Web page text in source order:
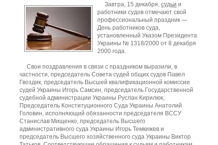
Завтра, 15 декабря, судьи и
работники судов отмечают свой
профессиональный праздник —
День работников суда,
установленный Указом Президента
Украины № 1318/2000 от 8 декабря
2000 года.
Свои поздравления в связи с праздником выразили, в
частности, председатель Совета судей общих судов Павел
Гвоздик, председатель Высшей квалификационной комиссии
судей Украины Игорь Самсин, председатель Государственной
судебной администрации Украины Руслан Кирилюк,
Председатель Конституционного Суда Украины Анатолий
Головин, исполняющий обязанности председателя ВССУ
Станислав Мищенко, председатель Высшего
административного суда Украины Игорь Темкижев и
председатель Высшего хозяйственного суда Украины Виктор